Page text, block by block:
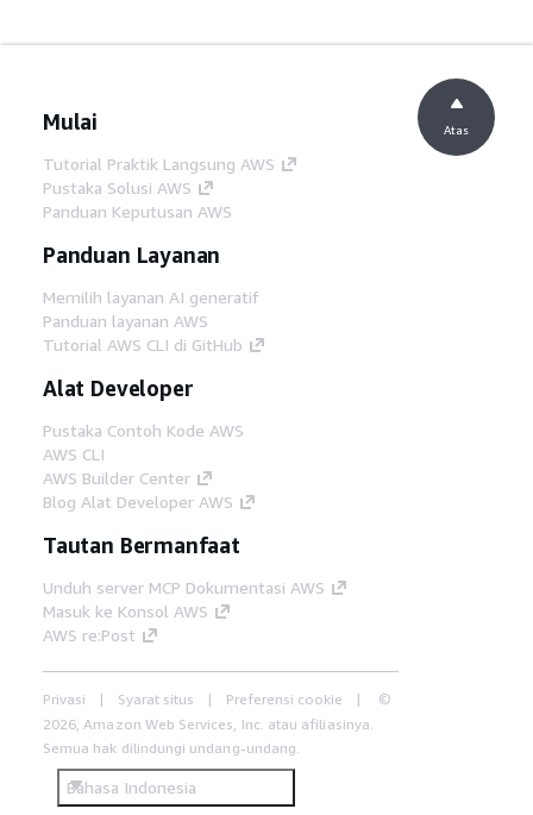
Mulai
Tutorial Praktik Langsung AWS
Pustaka Solusi AWS
Panduan Keputusan AWS
Panduan Layanan
Memilih layanan AI generatif
Panduan layanan AWS
Tutorial AWS CLI di GitHub
Alat Developer
Pustaka Contoh Kode AWS
AWS CLI
AWS Builder Center
Blog Alat Developer AWS
Tautan Bermanfaat
Unduh server MCP Dokumentasi AWS
Masuk ke Konsol AWS
AWS re:Post
Privasi Syarat situs Preferensi cookie
©
2026, Amazon Web Services, Inc. atau afiliasinya.
Semua hak dilindungi undang-undang.
Bahasa Indonesia
Atas